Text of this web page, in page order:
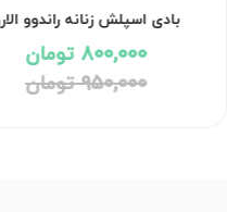
بادی اسپلش زنانه راندوو
800,000 تومان
950,000 تومان